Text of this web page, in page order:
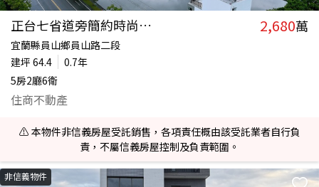
正台七省道旁簡約時尚全新農舍 2,680萬
宜蘭縣員山鄉員山路二段
建坪 64.4
0.7年
5房2廳6衛
住商不動產
⚠️ 本物件非信義房屋受託銷售，各項責任概由該受託業者自行負
責，不屬信義房屋控制及負責範圍。
非信義物件